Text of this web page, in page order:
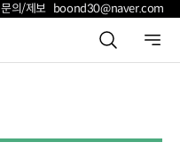
문의/제보 boond30@naver.com